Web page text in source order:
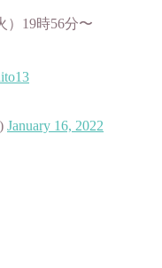
）19時56分〜
January 16, 2022